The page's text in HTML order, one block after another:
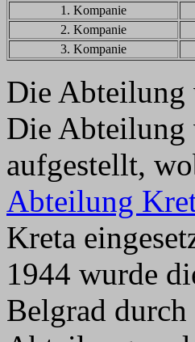
1. Kompanie
2. Kompanie
3. Kompanie
Die Abteilung
Die Abteilung
aufgestellt,
Abteilung
Kreta
1944 wurde
Belgrad durch